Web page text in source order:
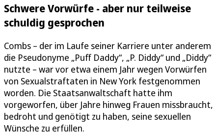
Schwere Vorwürfe - aber nur teilweise
schuldig gesprochen
Combs – der im Laufe seiner Karriere unter anderem
die Pseudonyme „Puff Daddy“, „P. Diddy“ und „Diddy“
nutzte – war vor etwa einem Jahr wegen Vorwürfen
von Sexualstraftaten in New York festgenommen
worden. Die Staatsanwaltschaft hatte ihm
vorgeworfen, über Jahre hinweg Frauen missbraucht,
bedroht und genötigt zu haben, seine sexuellen
Wünsche zu erfüllen.